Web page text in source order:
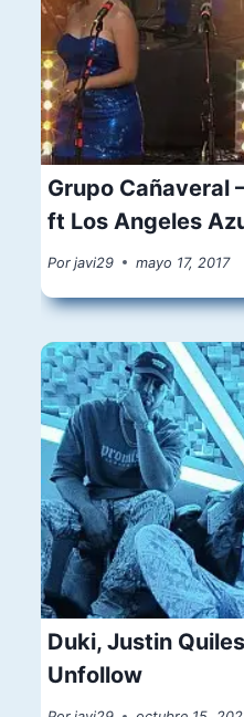
Grupo Cañaveral
ft Los Angeles
Por javi29 mayo 17, 2017
Duki, Justin
Unfollow